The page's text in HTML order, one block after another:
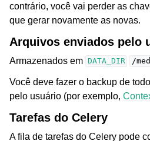
contrário, você vai perder as
que gerar novamente as novas.
Arquivos enviados pelo
Armazenados em DATA_DIR /
Você deve fazer o backup de
pelo usuário (por exemplo,
Tarefas do Celery
A fila de tarefas do Celery pode